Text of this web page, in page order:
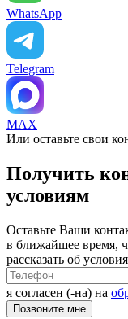
WhatsApp
Telegram
MAX
Или оставьте свои
Получить
условиям
Оставьте Ваши
в ближайшее время,
рассказать об
я согласен (-на) на